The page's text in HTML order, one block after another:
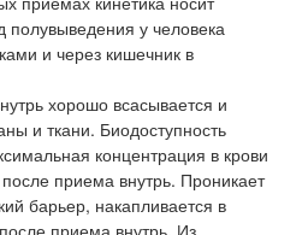
у человека
и через кишечник в
хорошо всасывается и
и ткани. Биодоступность
концентрация в крови
приема внутрь. Проникает
барьер, накапливается в
приема внутрь. Из